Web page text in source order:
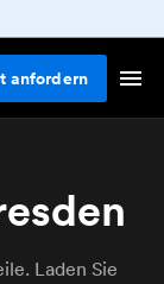
anfordern
Laden Sie